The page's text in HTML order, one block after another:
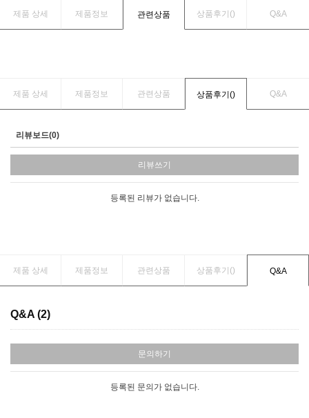
제품 상세 제품정보 관련상품 상품후기() Q&A
제품 상세 제품정보 관련상품 상품후기() Q&A
리뷰보드(0)
리뷰쓰기
등록된 리뷰가 없습니다.
제품 상세 제품정보 관련상품 상품후기() Q&A
Q&A (2)
문의하기
등록된 문의가 없습니다.